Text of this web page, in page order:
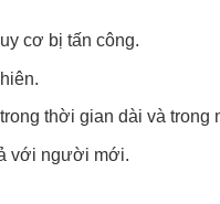
cơ bị tấn công.
thời gian dài và trong
với người mới.